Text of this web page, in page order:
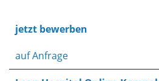
jetzt bewerben
auf Anfrage